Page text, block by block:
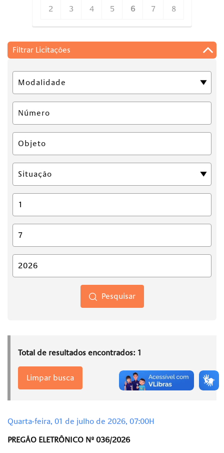
2 3 4 5 6 7 8
Filtrar Licitações
Pesquisar
Total de resultados encontrados: 1
Limpar busca
Quarta-feira, 01 de julho de 2026, 07:00H
PREGÃO ELETRÔNICO Nº 036/2026